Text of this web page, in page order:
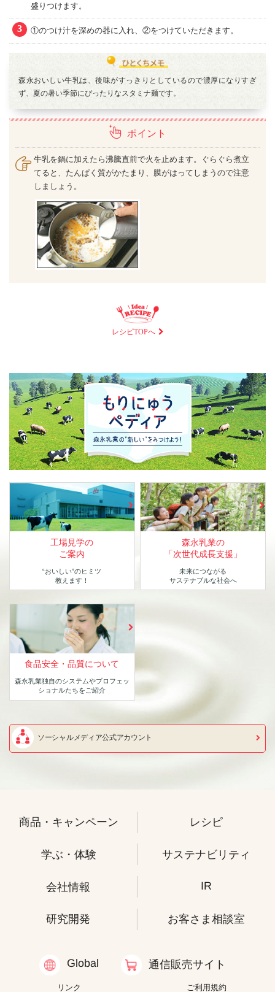
盛りつけます。
3 ①のつけ汁を深めの器に入れ、②をつけていただきます。
森永おいしい牛乳は、後味がすっきりとしているので濃厚になりすぎ
ず、夏の暑い季節にぴったりなスタミナ麺です。
ポイント
牛乳を鍋に加えたら沸騰直前で火を止めます。ぐらぐら煮立
てると、たんぱく質がかたまり、膜がはってしまうので注意
しましょう。
レシピTOPへ
工場見学の
ご案内
“おいしい”のヒミツ
教えます！
森永乳業の
「次世代成長支援」
未来につながる
サステナブルな社会へ
食品安全・品質について
森永乳業独自のシステムやプロフェッ
ショナルたちをご紹介
ソーシャルメディア公式アカウント
商品・キャンペーン レシピ
学ぶ・体験 サステナビリティ
会社情報 IR
研究開発 お客さま相談室
Global 通信販売サイト
リンク ご利用規約